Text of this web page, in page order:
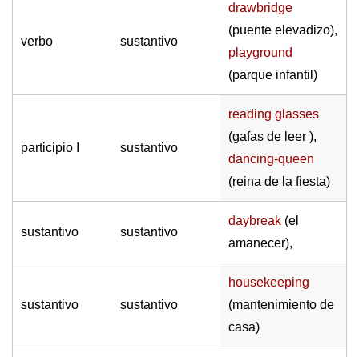
verbo sustantivo
drawbridge
(puente elevadizo),
playground
(parque infantil)
participio I sustantivo
reading glasses
(gafas de leer ),
dancing-queen
(reina de la fiesta)
sustantivo sustantivo
daybreak (el
amanecer),
sustantivo sustantivo
housekeeping
(mantenimiento de
casa)